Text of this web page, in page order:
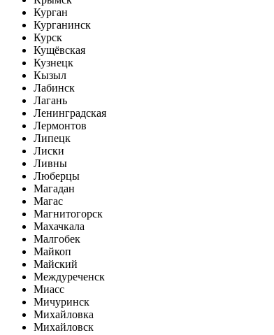
Курган
Курганинск
Курск
Кущёвская
Кузнецк
Кызыл
Лабинск
Лагань
Ленинградская
Лермонтов
Липецк
Лиски
Ливны
Люберцы
Магадан
Магас
Магнитогорск
Махачкала
Малгобек
Майкоп
Майский
Междуреченск
Миасс
Мичуринск
Михайловка
Михайловск